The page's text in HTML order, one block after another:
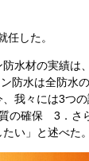
した。
水材の実績は
防水は全防水
我々には3つ
の確保 3．さ
い」と述べた。